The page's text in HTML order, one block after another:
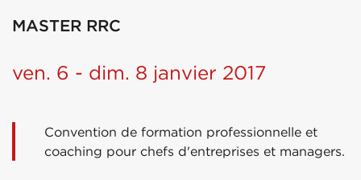
MASTER RRC
ven. 6 - dim. 8 janvier 2017
Convention de formation professionnelle et
coaching pour chefs d'entreprises et managers.